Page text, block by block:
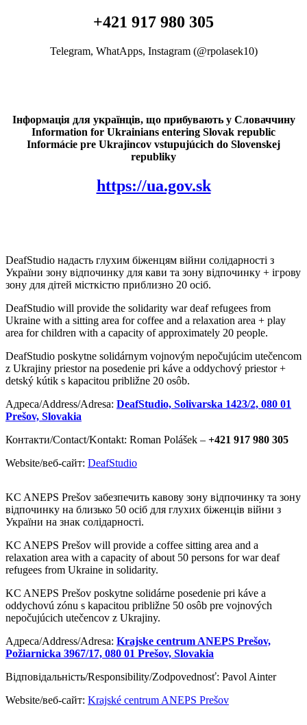
+421 917 980 305
Telegram, WhatApps, Instagram (@rpolasek10)
Інформація для українців, що прибувають у Словаччину
Information for Ukrainians entering Slovak republic
Informácie pre Ukrajincov vstupujúcich do Slovenskej
republiky
https://ua.gov.sk
DeafStudio надасть глухим біженцям війни солідарності з
України зону відпочинку для кави та зону відпочинку + ігрову
зону для дітей місткістю приблизно 20 осіб.
DeafStudio will provide the solidarity war deaf refugees from
Ukraine with a sitting area for coffee and a relaxation area + play
area for children with a capacity of approximately 20 people.
DeafStudio poskytne solidárnym vojnovým nepočujúcim utečencom
z Ukrajiny priestor na posedenie pri káve a oddychový priestor +
detský kútik s kapacitou približne 20 osôb.
Адреса/Address/Adresa: DeafStudio, Solivarska 1423/2, 080 01
Prešov, Slovakia
Контакти/Contact/Kontakt: Roman Polášek – +421 917 980 305
Website/веб-сайт: DeafStudio
KC ANEPS Prešov забезпечить кавову зону відпочинку та зону
відпочинку на близько 50 осіб для глухих біженців війни з
України на знак солідарності.
KC ANEPS Prešov will provide a coffee sitting area and a
relaxation area with a capacity of about 50 persons for war deaf
refugees from Ukraine in solidarity.
KC ANEPS Prešov poskytne solidárne posedenie pri káve a
oddychovú zónu s kapacitou približne 50 osôb pre vojnových
nepočujúcich utečencov z Ukrajiny.
Адреса/Address/Adresa: Krajske centrum ANEPS Prešov,
Požiarnicka 3967/17, 080 01 Prešov, Slovakia
Відповідальність/Responsibility/Zodpovednosť: Pavol Ainter
Website/веб-сайт: Krajské centrum ANEPS Prešov